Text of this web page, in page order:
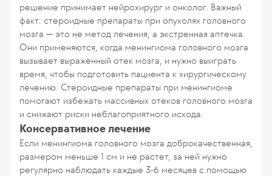
решение принимает нейрохирург и онколог. Важный
факт: стероидные препараты при опухолях головного
мозга — это не метод лечения, а экстренная аптечка.
Они применяются, когда менингиома головного мозга
вызывает выраженный отек мозга, и нужно выиграть
время, чтобы подготовить пациента к хирургическому
лечению. Стероидные препараты при менингиоме
помогают избежать массивных отеков головного мозга
и снижают риски неблагоприятного исхода.
Консервативное лечение
Если менингиома головного мозга доброкачественная,
размером меньше 1 см и не растет, за ней нужно
регулярно наблюдать каждые 3-6 месяцев с помощью